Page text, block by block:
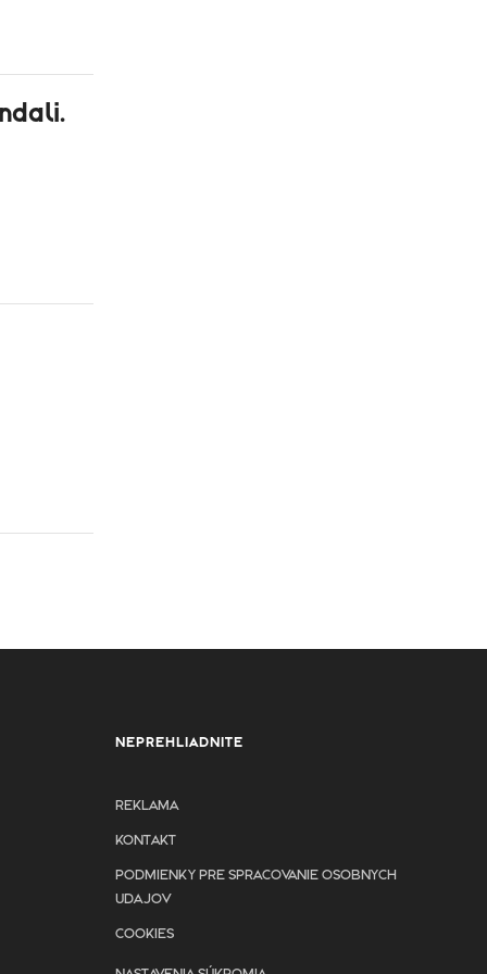
NEPREHLIADNITE
REKLAMA
KONTAKT
PODMIENKY PRE SPRACOVANIE OSOBNYCH
UDAJOV
COOKIES